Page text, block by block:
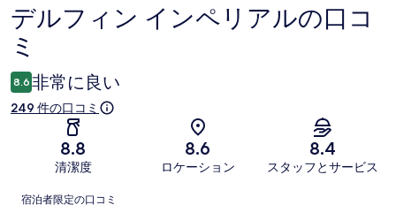
口
コ
ミ
デルフィン インペリアルの口コ
ミ
8.6 非常に良い
249 件の口コミ
8.8
清潔度
8.6
ロケーション
8.4
スタッフとサービス
口
宿泊者限定の口コミ